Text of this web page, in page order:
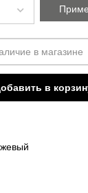
в магазине
в